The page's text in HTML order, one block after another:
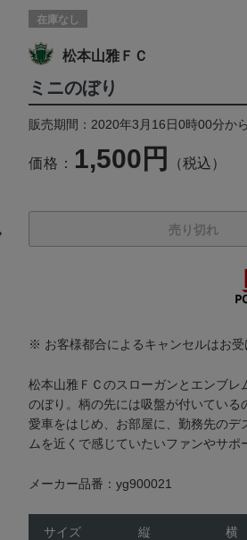
在庫なし
松本山雅ＦＣ
ミニのぼり
販売期間：2020年3月16日0時00分から
価格： 1,500円 （税込）
売り切れ
※ お客様都合によるキャンセルはお受
松本山雅ＦＣのスローガンとエンブレ
のぼり。柄の先には吸盤が付いている
愛車をはじめ、お部屋に、勤務先のデ
ムを近くで感じていたいファンやサ
メーカー品番：yg900021
サイズ 縦 横